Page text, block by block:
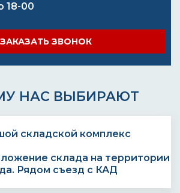
18-00
ЗАКАЗАТЬ ЗВОНОК
НАС ВЫБИРАЮТ
склада на территории
Рядом съезд с КАД